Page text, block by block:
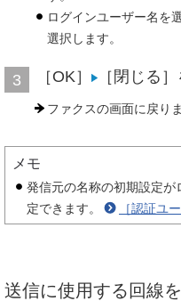
ログインユーザー名を
選択します。
3 ［OK］ ［閉じる
ファクスの画面に戻りま
メモ
発信元の名称の初期設定が
定できます。
［認証ユ
送信に使用する回線